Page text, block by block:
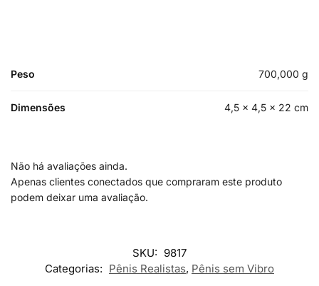
Peso 700,000 g
Dimensões 4,5 × 4,5 × 22 cm
Não há avaliações ainda.
Apenas clientes conectados que compraram este produto
podem deixar uma avaliação.
SKU: 9817
Categorias: Pênis Realistas, Pênis sem Vibro